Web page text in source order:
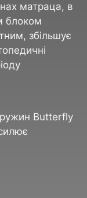
матраца, в
блоком
збільшує
Butterfly